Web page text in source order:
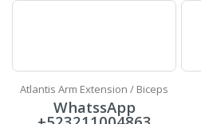
Atlantis Arm Extension / Biceps
WhatssApp